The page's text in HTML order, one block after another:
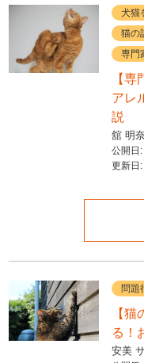
犬猫
猫の
専門
【
アレ
説
舘 明
公開日:
更新日:
問題
【
る！
安美